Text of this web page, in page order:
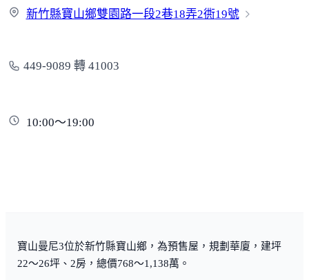
新竹縣寶山鄉雙園路一段2巷18弄2衖19號
449-9089 轉 41003
10:00～19:00
寶山曼尼3位於新竹縣寶山鄉，為預售屋，規劃華廈，建坪
22～26坪、2房，總價768～1,138萬。